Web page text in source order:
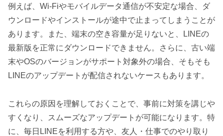
例えば、Wi-Fiやモバイルデータ通信が不安定な場合、ダ
ウンロードやインストールが途中で止まってしまうことが
あります。また、端末の空き容量が足りないと、LINEの
最新版を正常にダウンロードできません。さらに、古い端
末やOSのバージョンがサポート対象外の場合、そもそも
LINEのアップデートが配信されないケースもあります。
これらの原因を理解しておくことで、事前に対策を講じや
すくなり、スムーズなアップデートが可能になります。特
に、毎日LINEを利用する方や、友人・仕事でのやり取り